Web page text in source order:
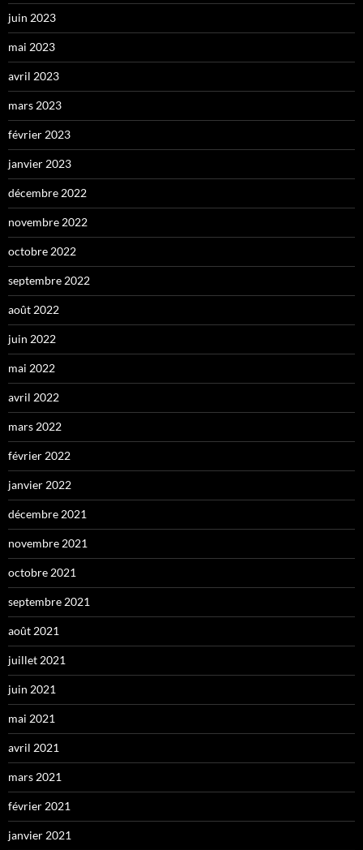
juin 2023
mai 2023
avril 2023
mars 2023
février 2023
janvier 2023
décembre 2022
novembre 2022
octobre 2022
septembre 2022
août 2022
juin 2022
mai 2022
avril 2022
mars 2022
février 2022
janvier 2022
décembre 2021
novembre 2021
octobre 2021
septembre 2021
août 2021
juillet 2021
juin 2021
mai 2021
avril 2021
mars 2021
février 2021
janvier 2021